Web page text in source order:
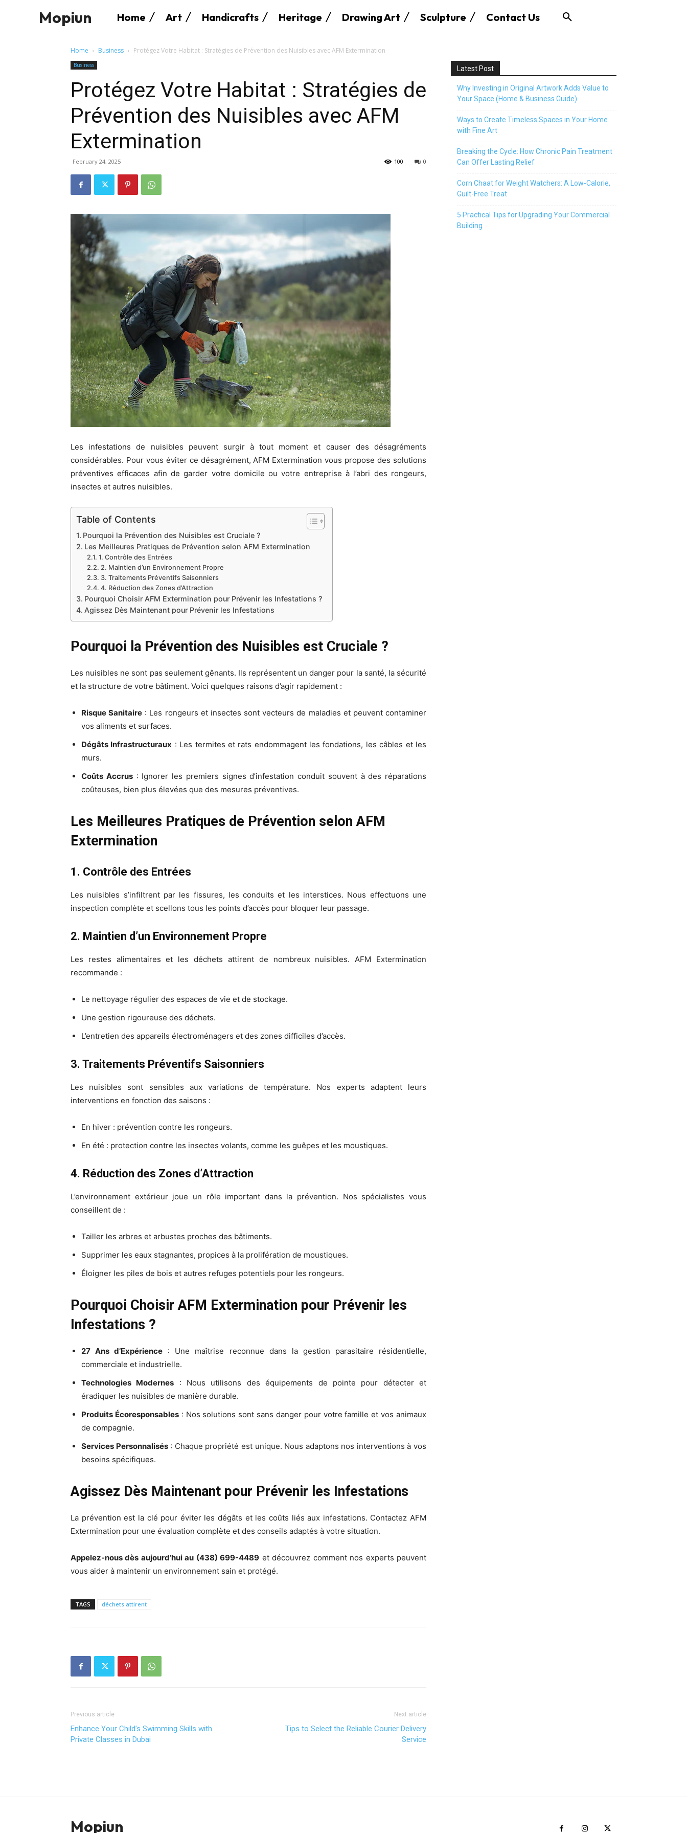
Mopiun Home Art Handicrafts Heritage Drawing Art Sculpture Contact Us
Home Business Protégez Votre Habitat : Stratégies de Prévention des Nuisibles avec AFM Extermination
Business
Protégez Votre Habitat : Stratégies de
Prévention des Nuisibles avec AFM
Extermination
February 24, 2025 0
100
Les infestations de nuisibles peuvent surgir à tout moment et causer des désagréments
considérables. Pour vous éviter ce désagrément, AFM Extermination vous propose des solutions
préventives efficaces afin de garder votre domicile ou votre entreprise à l’abri des rongeurs,
insectes et autres nuisibles.
Table of Contents
Pourquoi la Prévention des Nuisibles est Cruciale ?
Les Meilleures Pratiques de Prévention selon AFM Extermination
1. Contrôle des Entrées
2. Maintien d’un Environnement Propre
3. Traitements Préventifs Saisonniers
4. Réduction des Zones d’Attraction
Pourquoi Choisir AFM Extermination pour Prévenir les Infestations ?
Agissez Dès Maintenant pour Prévenir les Infestations
Pourquoi la Prévention des Nuisibles est Cruciale ?
Les nuisibles ne sont pas seulement gênants. Ils représentent un danger pour la santé, la sécurité
et la structure de votre bâtiment. Voici quelques raisons d’agir rapidement :
Risque Sanitaire : Les rongeurs et insectes sont vecteurs de maladies et peuvent contaminer
vos aliments et surfaces.
Dégâts Infrastructuraux : Les termites et rats endommagent les fondations, les câbles et les
murs.
Coûts Accrus: Ignorer les premiers signes d’infestation conduit souvent à des réparations
coûteuses, bien plus élevées que des mesures préventives.
Les Meilleures Pratiques de Prévention selon AFM
Extermination
1. Contrôle des Entrées
Les nuisibles s’infiltrent par les fissures, les conduits et les interstices. Nous effectuons une
inspection complète et scellons tous les points d’accès pour bloquer leur passage.
2. Maintien d’un Environnement Propre
Les restes alimentaires et les déchets attirent de nombreux nuisibles. AFM Extermination
recommande :
Le nettoyage régulier des espaces de vie et de stockage.
Une gestion rigoureuse des déchets.
L’entretien des appareils électroménagers et des zones difficiles d’accès.
3. Traitements Préventifs Saisonniers
Les nuisibles sont sensibles aux variations de température. Nos experts adaptent leurs
interventions en fonction des saisons :
En hiver : prévention contre les rongeurs.
En été : protection contre les insectes volants, comme les guêpes et les moustiques.
4. Réduction des Zones d’Attraction
L’environnement extérieur joue un rôle important dans la prévention. Nos spécialistes vous
conseillent de :
Tailler les arbres et arbustes proches des bâtiments.
Supprimer les eaux stagnantes, propices à la prolifération de moustiques.
Éloigner les piles de bois et autres refuges potentiels pour les rongeurs.
Pourquoi Choisir AFM Extermination pour Prévenir les
Infestations ?
27 Ans d’Expérience : Une maîtrise reconnue dans la gestion parasitaire résidentielle,
commerciale et industrielle.
Technologies Modernes : Nous utilisons des équipements de pointe pour détecter et
éradiquer les nuisibles de manière durable.
Produits Écoresponsables: Nos solutions sont sans danger pour votre famille et vos animaux
de compagnie.
Services Personnalisés: Chaque propriété est unique. Nous adaptons nos interventions à vos
besoins spécifiques.
Agissez Dès Maintenant pour Prévenir les Infestations
La prévention est la clé pour éviter les dégâts et les coûts liés aux infestations. Contactez AFM
Extermination pour une évaluation complète et des conseils adaptés à votre situation.
Appelez-nous dès aujourd’hui au (438) 699-4489 et découvrez comment nos experts peuvent
vous aider à maintenir un environnement sain et protégé.
TAGS déchets attirent
Previous article
Enhance Your Child’s Swimming Skills with
Private Classes in Dubai
Next article
Tips to Select the Reliable Courier Delivery
Service
Latest Post
Why Investing in Original Artwork Adds Value to
Your Space (Home & Business Guide)
Ways to Create Timeless Spaces in Your Home
with Fine Art
Breaking the Cycle: How Chronic Pain Treatment
Can Offer Lasting Relief
Corn Chaat for Weight Watchers: A Low-Calorie,
Guilt-Free Treat
5 Practical Tips for Upgrading Your Commercial
Building
Mopiun